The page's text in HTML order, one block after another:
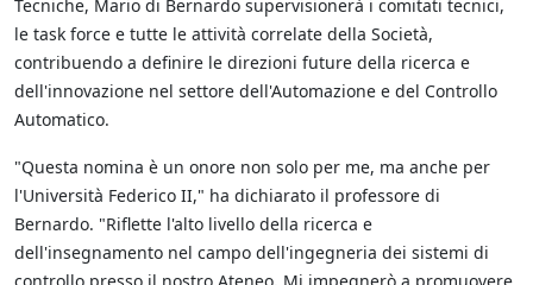
Tecniche, Mario di Bernardo supervisionerà i comitati tecnici,
le task force e tutte le attività correlate della Società,
contribuendo a definire le direzioni future della ricerca e
dell'innovazione nel settore dell'Automazione e del Controllo
Automatico.
"Questa nomina è un onore non solo per me, ma anche per
l'Università Federico II," ha dichiarato il professore di
Bernardo. "Riflette l'alto livello della ricerca e
dell'insegnamento nel campo dell'ingegneria dei sistemi di